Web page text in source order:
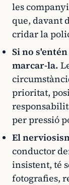
les
que, davant
cridar la
Si no
marcar-la.
prioritat,
per pressió
El
conductor
insistent, té
fotografies,